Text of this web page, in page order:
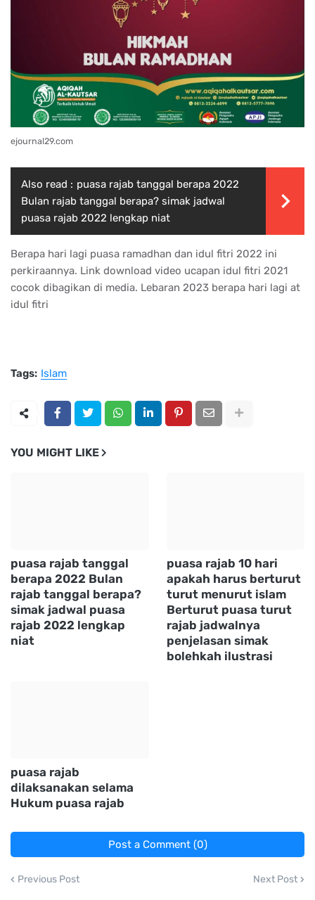
ejournal29.com
Also read : puasa rajab tanggal berapa 2022
Bulan rajab tanggal berapa? simak jadwal
puasa rajab 2022 lengkap niat
Berapa hari lagi puasa ramadhan dan idul fitri 2022 ini
perkiraannya. Link download video ucapan idul fitri 2021
cocok dibagikan di media. Lebaran 2023 berapa hari lagi at
idul fitri
Tags: Islam
YOU MIGHT LIKE
puasa rajab tanggal
berapa 2022 Bulan
rajab tanggal berapa?
simak jadwal puasa
rajab 2022 lengkap
niat
puasa rajab 10 hari
apakah harus berturut
turut menurut islam
Berturut puasa turut
rajab jadwalnya
penjelasan simak
bolehkah ilustrasi
puasa rajab
dilaksanakan selama
Hukum puasa rajab
Post a Comment (0)
Previous Post Next Post